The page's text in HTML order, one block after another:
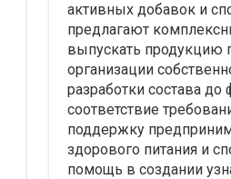
активных добавок и
предлагают
выпускать продукцию
организации
разработки состава
соответствие
поддержку
здорового питания и
помощь в создании